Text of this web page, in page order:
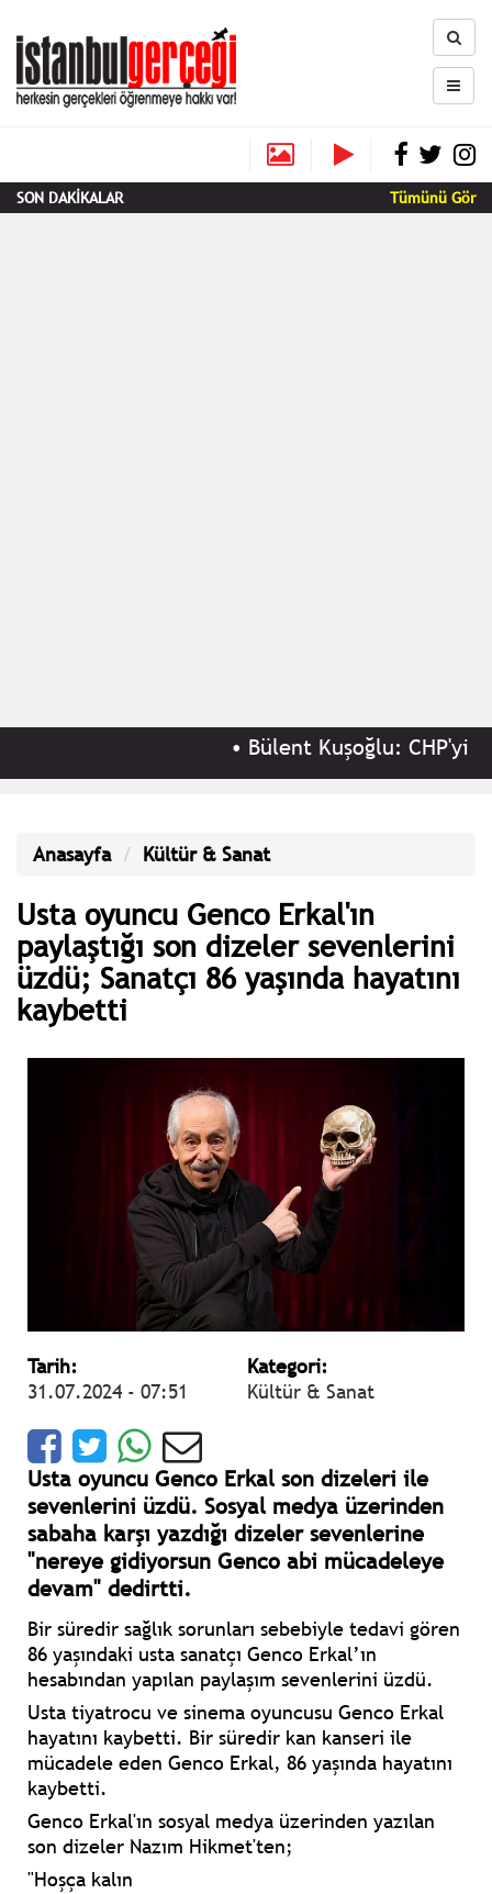
SON DAKİKALAR Tümünü Gör
Bülent Kuşoğlu: CHP'yi
Anasayfa Kültür & Sanat
Usta oyuncu Genco Erkal'ın
paylaştığı son dizeler sevenlerini
üzdü; Sanatçı 86 yaşında hayatını
kaybetti
Tarih:
31.07.2024 - 07:51
Kategori:
Kültür & Sanat
Usta oyuncu Genco Erkal son dizeleri ile
sevenlerini üzdü. Sosyal medya üzerinden
sabaha karşı yazdığı dizeler sevenlerine
"nereye gidiyorsun Genco abi mücadeleye
devam" dedirtti.
Bir süredir sağlık sorunları sebebiyle tedavi gören
86 yaşındaki usta sanatçı Genco Erkal’ın
hesabından yapılan paylaşım sevenlerini üzdü.
Usta tiyatrocu ve sinema oyuncusu Genco Erkal
hayatını kaybetti. Bir süredir kan kanseri ile
mücadele eden Genco Erkal, 86 yaşında hayatını
kaybetti.
Genco Erkal'ın sosyal medya üzerinden yazılan
son dizeler Nazım Hikmet'ten;
"Hoşça kalın